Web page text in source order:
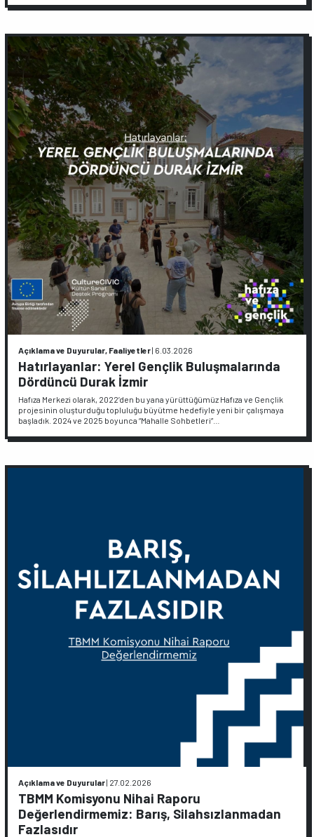
Açıklama ve Duyurular, Faaliyetler| 6.03.2026
Hatırlayanlar: Yerel Gençlik Buluşmalarında
Dördüncü Durak İzmir
Hafıza Merkezi olarak, 2022’den bu yana yürüttüğümüz Hafıza ve Gençlik
projesinin oluşturduğu topluluğu büyütme hedefiyle yeni bir çalışmaya
başladık. 2024 ve 2025 boyunca “Mahalle Sohbetleri”…
Açıklama ve Duyurular| 27.02.2026
TBMM Komisyonu Nihai Raporu
Değerlendirmemiz: Barış, Silahsızlanmadan
Fazlasıdır